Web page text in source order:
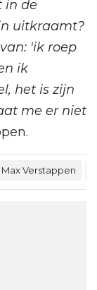
in de
uitkraamt?
'ik roep
ik
het is zijn
me er niet
Max Verstappen